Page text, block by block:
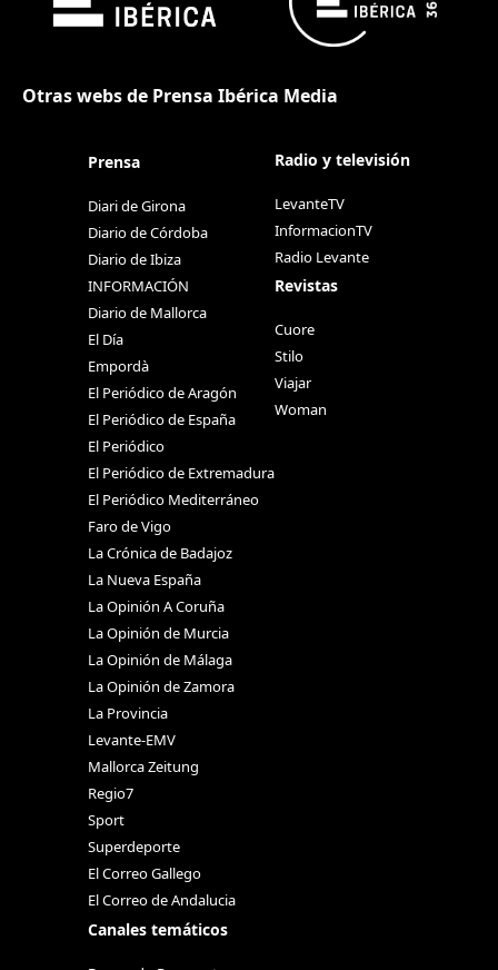
Otras webs de Prensa Ibérica Media
Prensa
Diari de Girona
Diario de Córdoba
Diario de Ibiza
INFORMACIÓN
Diario de Mallorca
El Día
Empordà
El Periódico de Aragón
El Periódico de España
El Periódico
El Periódico de Extremadura
El Periódico Mediterráneo
Faro de Vigo
La Crónica de Badajoz
La Nueva España
La Opinión A Coruña
La Opinión de Murcia
La Opinión de Málaga
La Opinión de Zamora
La Provincia
Levante-EMV
Mallorca Zeitung
Regio7
Sport
Superdeporte
El Correo Gallego
El Correo de Andalucia
Canales temáticos
Radio y televisión
LevanteTV
InformacionTV
Radio Levante
Revistas
Cuore
Stilo
Viajar
Woman